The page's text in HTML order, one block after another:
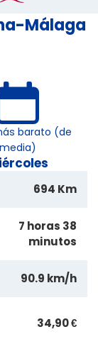
Málaga
barato (de
media)
694 Km
7 horas 38
minutos
90.9 km/h
34,90 €